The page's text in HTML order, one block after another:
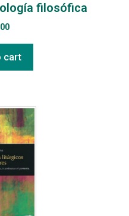
filosófica
cart